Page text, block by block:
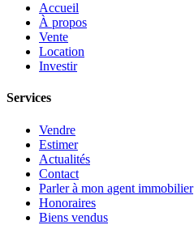
Accueil
À propos
Vente
Location
Investir
Services
Vendre
Estimer
Actualités
Contact
Parler à mon agent immobilier
Honoraires
Biens vendus